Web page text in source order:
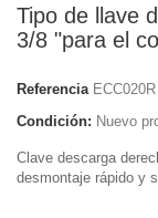
Tipo de llave
3/8 "para el
Referencia ECC020R
Condición: Nuevo
Clave descarga
desmontaje rápido y